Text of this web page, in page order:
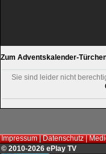
Zum Adventskalender-
Sie sind leider nicht
Impressum|Datenschutz|
© 2010-2026 ePlay TV